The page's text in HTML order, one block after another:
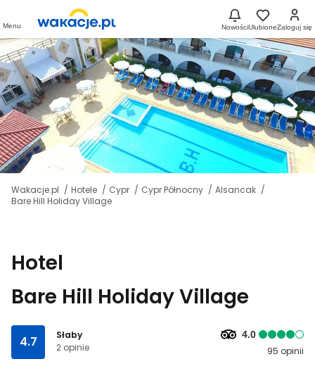
Menu NowościUlubioneZaloguj się
Wakacje.pl Hotele Cypr Cypr Północny
Alsancak
Bare Hill Holiday Village
Hotel
Bare Hill Holiday Village
4.7
Słaby
2 opinie
4.0
95 opinii